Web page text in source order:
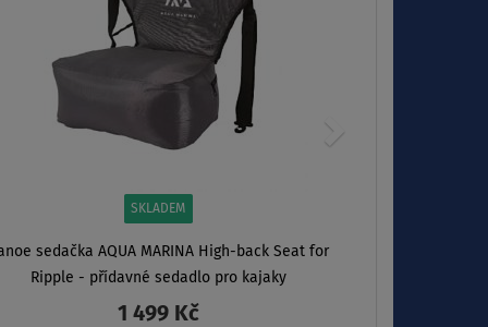
SKLADEM
sedačka AQUA MARINA High-back Seat for
Ripple - přídavné sedadlo pro kajaky
1 499 Kč